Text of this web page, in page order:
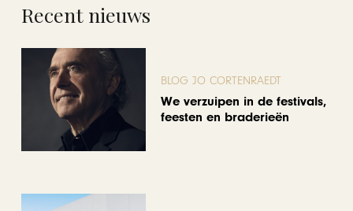
Recent nieuws
BLOG JO CORTENRAEDT
We verzuipen in de festivals,
feesten en braderieën